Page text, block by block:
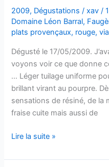
Barral
–
1997
2009, Dégustations /xav/
Domaine Léon Barral,
plats provençaux, rouge,
Dégusté le 17/05/2009.
voyons voir ce que donne
… Léger tuilage uniforme
brillant virant au pourpre.
sensations de résiné, de la
fraise cuite mais aussi de
Faugères
Jadis
Lire la suite »